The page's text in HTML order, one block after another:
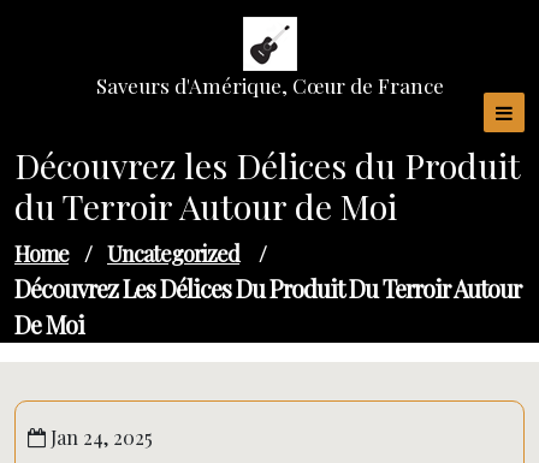
Saveurs d'Amérique, Cœur de France
Découvrez les Délices du Produit
du Terroir Autour de Moi
Home / Uncategorized /
Découvrez Les Délices Du Produit Du Terroir Autour
De Moi
Jan 24, 2025